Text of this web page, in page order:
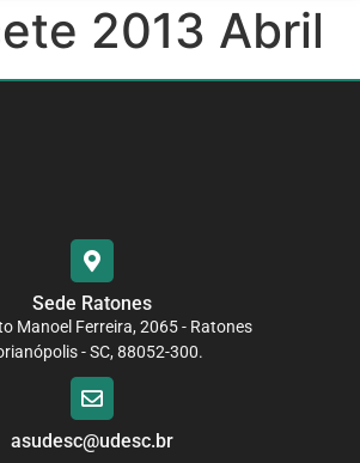
2013 Abril
Sede Ratones
Manoel Ferreira, 2065 - Ratones
- SC, 88052-300.
asudesc@udesc.br